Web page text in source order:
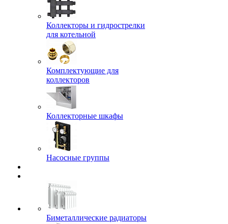
Коллекторы и гидрострелки
для котельной
Комплектующие для
коллекторов
Коллекторные шкафы
Насосные группы
Биметаллические радиаторы